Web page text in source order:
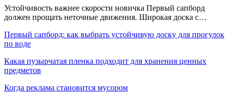
Устойчивость важнее скорости новичка Первый сапборд
должен прощать неточные движения. Широкая доска с…
Первый сапборд: как выбрать устойчивую доску для прогулок
по воде
Какая пузырчатая пленка подходит для хранения ценных
предметов
Когда реклама становится мусором